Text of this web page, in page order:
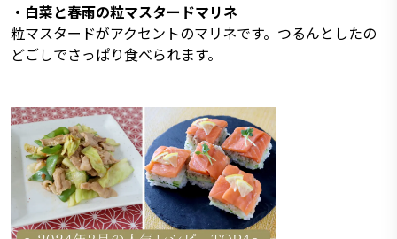
・白菜と春雨の粒マスタードマリネ
粒マスタードがアクセントのマリネです。つるんとしたの
どごしでさっぱり食べられます。